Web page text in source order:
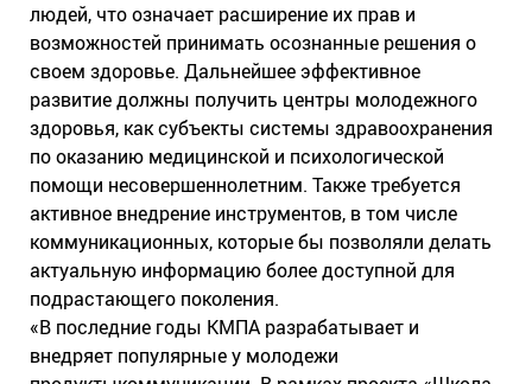
людей, что означает расширение их прав и
возможностей принимать осознанные решения о
своем здоровье. Дальнейшее эффективное
развитие должны получить центры молодежного
здоровья, как субъекты системы здравоохранения
по оказанию медицинской и психологической
помощи несовершеннолетним. Также требуется
активное внедрение инструментов, в том числе
коммуникационных, которые бы позволяли делать
актуальную информацию более доступной для
подрастающего поколения.
«В последние годы КМПА разрабатывает и
внедряет популярные у молодежи